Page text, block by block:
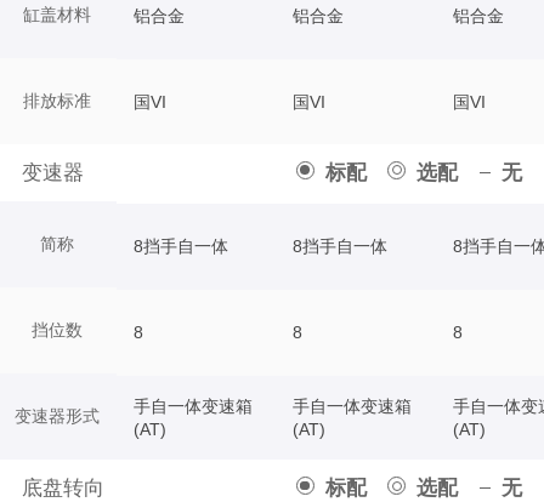
缸盖材料
排放标准
变速器 标配 选配 无
简称
挡位数
变速器形式
底盘转向 标配 选配 无
铝合金 铝合金 铝合金
国VI 国VI 国VI
8挡手自一体 8挡手自一体 8挡手自一
8 8 8
手自一体变速箱
(AT)
手自一体变速箱
(AT)
手自一体变
(AT)